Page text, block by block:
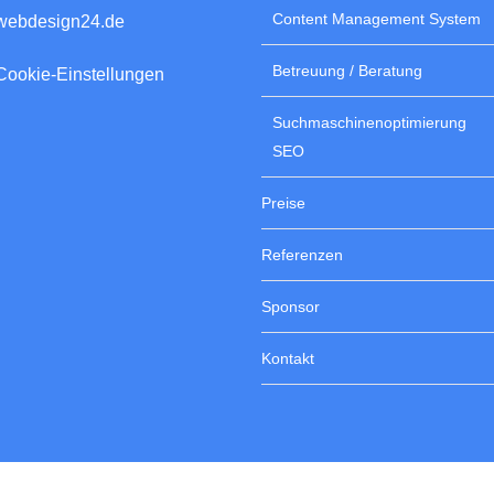
Einstellungen
Content Management System
Betreuung / Beratung
Suchmaschinenoptimierung
SEO
Preise
Referenzen
Sponsor
Kontakt